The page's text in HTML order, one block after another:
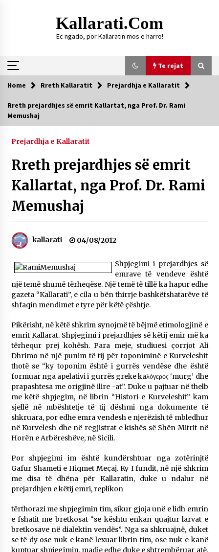
Kallarati.com
Ec ngado, por Kallaratin mos e harro!
Te rejat
Te rejat
DURRËS: ZGJEDHJE TË REJA TË DEGËS SË
16/07/2026
Gazeta Kallarati nr. 118
07/07/2026
SI U ARRIT TË REALIZOHEJ PERLA FOLKLORIKE
06/06/2026
ZHVILLUA EDICIONI I TRETË I PIKNIKU
PRANVEROR
Gazeta Kallarati nr. 117
03/05/2026
Gazeta Kallarati nr. 116
Mbi kockat e martirëve ngrihet Atdheu
17/10/2025
Gazeta Kallarati nr. 115
14/10/2025
Faksimilet e një 83 vjetori lufte: Çfarë shkruan
Vexhi Buharaja për Heroin e Popullit, Mumin
Selami.
04/10/2025
22/09/2025
KALLARATIN SI MËSUES I MATEMATIKËS, POR
12/09/2025
Gazeta Kallarati nr. 114
06/02/2025
Home Rreth Kallaratit Prejardhja e Kallaratit
Rreth prejardhjes së emrit Kallartat, nga Prof. Dr. Rami
Memushaj
Prejardhja e Kallaratit
Rreth prejardhjes së emrit
Kallartat, nga Prof. Dr. Rami
Memushaj
kallarati 04/08/2012
Shpjegimi i prejardhjes së
emrave të vendeve është
një temë shumë tërheqëse. Një temë të tillë ka hapur edhe
gazeta “Kallarati”, e cila u bën thirrje bashkëfshatarëve të
shfaqin mendimet e tyre për këtë çështje.
Pikërisht, në këtë shkrim synojmë të bëjmë etimologjinë e
emrit Kallarat. Shpjegimi i prejardhjes së këtij emir më ka
tërhequr prej kohësh. Para meje, studiuesi çorrjot Ali
Dhrimo në një punim të tij për toponiminë e Kurveleshit
thotë se “ky toponim është i gurrës vendëse dhe është
formuar nga apelativi i gurrës greke kaλόγερος ‘murg’ dhe
prapashtesa me origjinë ilire -at”. Duke u pajtuar në thelb
me këtë shpjegim, në librin “Histori e Kurveleshit” kam
sjellë në mbështetje të tij dëshmi nga dokumente të
shkruara, por edhe emra vendesh e njerëzish të mbledhur
në Kurvelesh dhe në regjistrat e kishës së Shën Mitrit në
Horën e Arbëreshëve, në Sicili.
Por shpjegimi im është kundërshtuar nga zotërinjtë
Gafur Shameti e Hiqmet Meçaj. Ky I fundit, në një shkrim
me disa të dhëna për Kallaratin, duke u ndalur në
prejardhjen e këtij emri, replikon
tërthorazi me shpjegimin tim, sikur gjoja unë e lidh emrin
e fshatit me bretkosat “se kështu enkan quajtur larvat e
bretkosave në dialektin vendës”. Nga sa shkruajnë, duket
se të dy ose nuk e kanë lexuar librin tim, ose nuk e kanë
kuptuar shpjegimin, madje edhe duke e shtrembëruar atë.